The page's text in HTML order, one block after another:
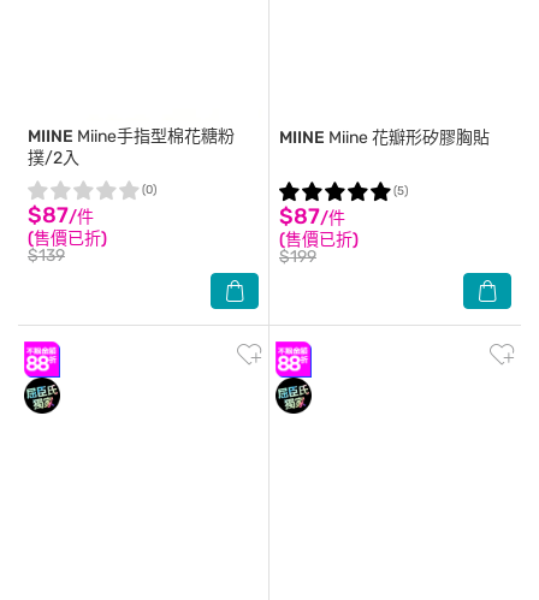
MIINE Miine手指型棉花糖粉
撲/2入
$87/件
(售價已折)
$139
(0)
MIINE Miine 花瓣形矽膠胸貼
$87/件
(售價已折)
$199
(5)